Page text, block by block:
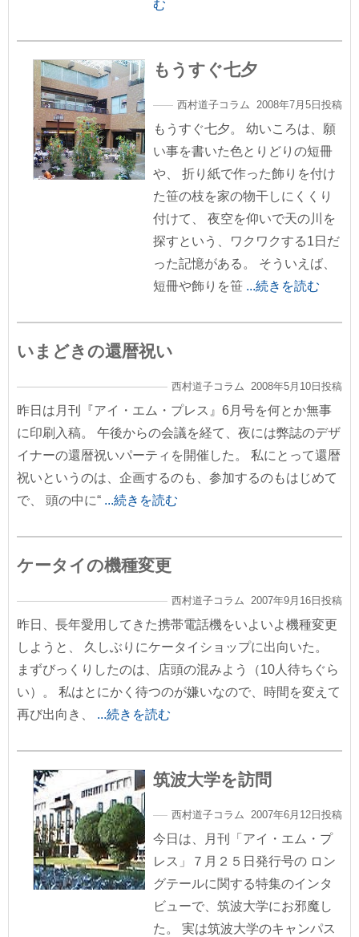
む
もうすぐ七夕
西村道子コラム 2008年7月5日投稿
もうすぐ七夕。 幼いころは、願
い事を書いた色とりどりの短冊
や、 折り紙で作った飾りを付け
た笹の枝を家の物干しにくくり
付けて、 夜空を仰いで天の川を
探すという、ワクワクする1日だ
った記憶がある。 そういえば、
短冊や飾りを笹 ...続きを読む
いまどきの還暦祝い
西村道子コラム 2008年5月10日投稿
昨日は月刊『アイ・エム・プレス』6月号を何とか無事
に印刷入稿。 午後からの会議を経て、夜には弊誌のデザ
イナーの還暦祝いパーティを開催した。 私にとって還暦
祝いというのは、企画するのも、参加するのもはじめて
で、 頭の中に“ ...続きを読む
ケータイの機種変更
西村道子コラム 2007年9月16日投稿
昨日、長年愛用してきた携帯電話機をいよいよ機種変更
しようと、 久しぶりにケータイショップに出向いた。
まずびっくりしたのは、店頭の混みよう（10人待ちぐら
い）。 私はとにかく待つのが嫌いなので、時間を変えて
再び出向き、 ...続きを読む
筑波大学を訪問
西村道子コラム 2007年6月12日投稿
今日は、月刊「アイ・エム・プ
レス」７月２５日発行号の ロン
グテールに関する特集のインタ
ビューで、筑波大学にお邪魔し
た。 実は筑波大学のキャンパス